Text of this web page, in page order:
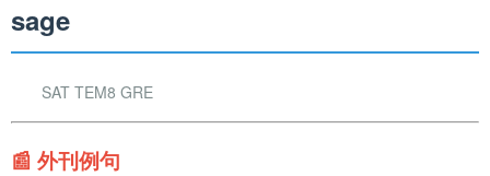
sage
SAT TEM8 GRE
📰 外刊例句